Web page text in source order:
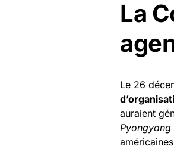
La
Le 26
auraient
Pyongyang